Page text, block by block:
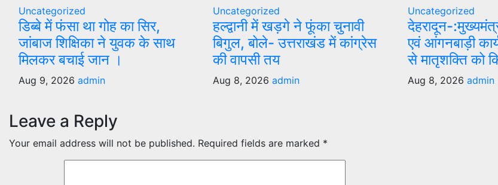
Uncategorized
डिब्बे में फंसा था गोह का सिर,
जांबाज शिक्षिका ने युवक के साथ
मिलकर बचाई जान ।
Aug 9, 2026 admin
Uncategorized
हल्द्वानी में खड़गे ने फूंका चुनावी
बिगुल, बोले- उत्तराखंड में कांग्रेस
की वापसी तय
Aug 8, 2026admin
Uncategorized
देहरादून-
एवं आंगनबाड़ी
से मातृशक्ति को
Aug 8, 2026 admin
Leave a Reply
Your email address will not be published. Required fields are marked *